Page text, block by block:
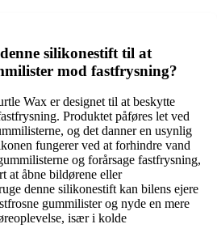
silikonestift til at
mod fastfrysning?
Wax er designet til at beskytte
Produktet påføres let ved
og det danner en usynlig
fungerer ved at forhindre vand
og forårsage fastfrysning,
at åbne bildørene eller
denne silikonestift kan bilens ejere
gummilister og nyde en mere
især i kolde